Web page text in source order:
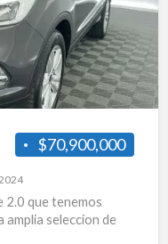
$70,900,000
2.0 que tenemos
seleccion de